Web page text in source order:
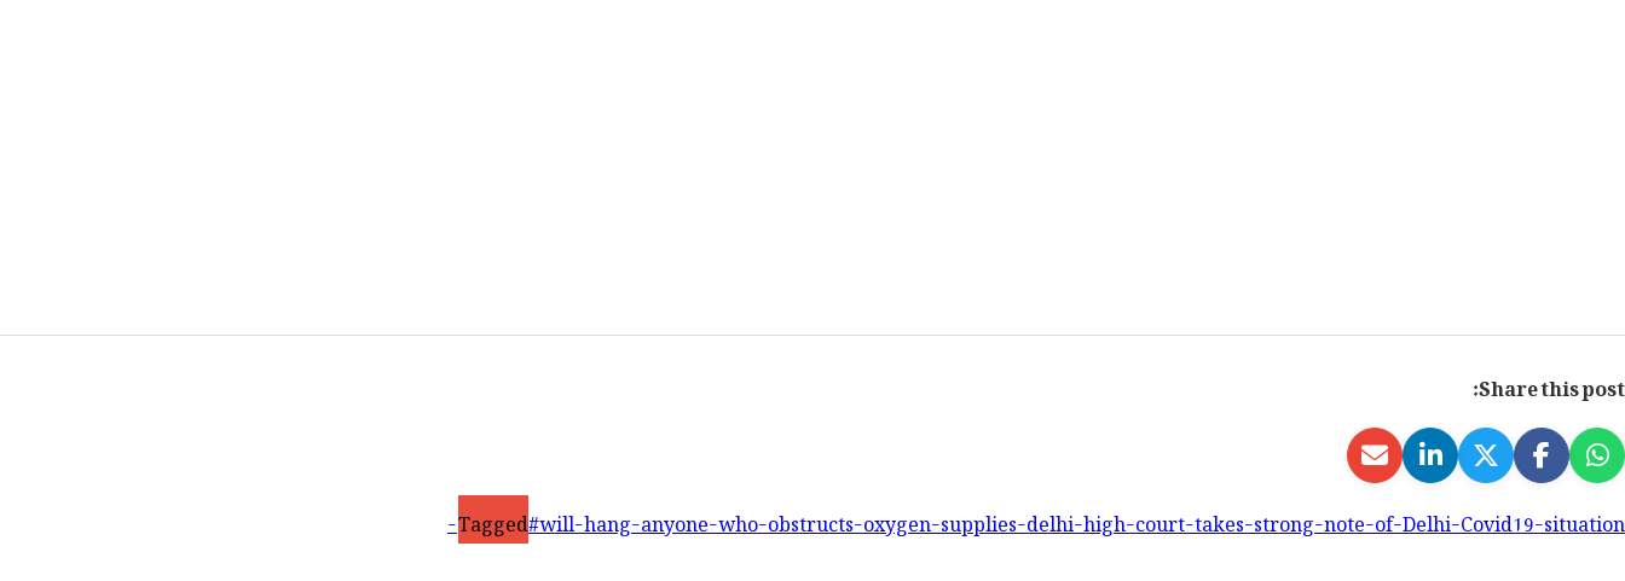
Share this post:
Tagged#will-hang-anyone-who-obstructs-oxygen-supplies-delhi-high-court-takes-strong-note-of-Delhi-Covid19-situation-